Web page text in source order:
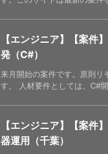
【エンジニア】【案件
発（C#）
来月開始の案件です。原則リ
す。 人材要件としては、C#
【エンジニア】【案件
器運用（千葉）